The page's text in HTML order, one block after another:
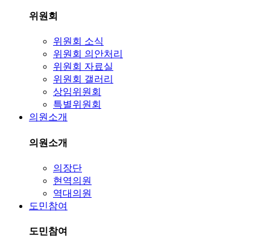
위원회
위원회 소식
위원회 의안처리
위원회 자료실
위원회 갤러리
상임위원회
특별위원회
의원소개
의원소개
의장단
현역의원
역대의원
도민참여
도민참여